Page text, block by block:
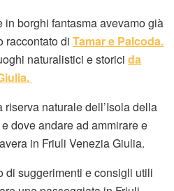
borghi fantasma avevamo già
raccontato di Tamar e Palcoda.
naturalistici e storici da
naturale dell’Isola della
dove andare ad ammirare e
in Friuli Venezia Giulia.
di suggerimenti e consigli utili